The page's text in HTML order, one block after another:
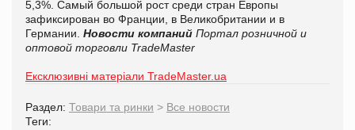
5,3%. Самый большой рост среди стран Европы
зафиксирован во Франции, в Великобритании и в
Германии. Новости компаний Портал розничной и
оптовой торговли TradeMaster
Ексклюзивні матеріали TradeMaster.ua
Раздел: Товари та ринки > Все новости
Теги: